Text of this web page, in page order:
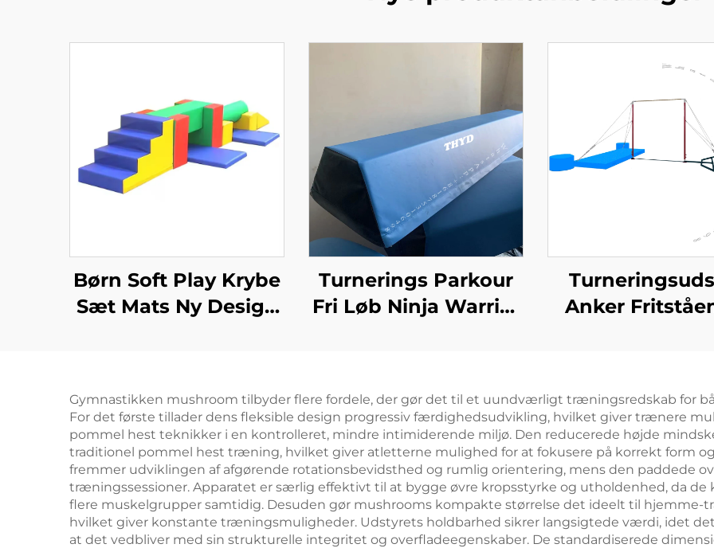
Børn Soft Play Krybe
Sæt Mats Ny Design
Turnerings Parkour
Fri Løb Ninja Warrior
Underholdning
Anker
Gymnastikken mushroom tilbyder flere fordele, der gør det til et uundværligt træningsredskab for
For det første tillader dens fleksible design progressiv færdighedsudvikling, hvilket giver trænere
pommel hest teknikker i en kontrolleret, mindre intimiderende miljø. Den reducerede højde
traditionel pommel hest træning, hvilket giver atletterne mulighed for at fokusere på korrekt form
fremmer udviklingen af afgørende rotationsbevidsthed og rumlig orientering, mens den paddede
træningssessioner. Apparatet er særlig effektivt til at bygge øvre kropsstyrke og utholdenhed, da
flere muskelgrupper samtidig. Desuden gør mushrooms kompakte størrelse det ideelt til
hvilket giver konstante træningsmuligheder. Udstyrets holdbarhed sikrer langsigtede værdi, idet
at det vedbliver med sin strukturelle integritet og overfladeegenskaber. De standardiserede